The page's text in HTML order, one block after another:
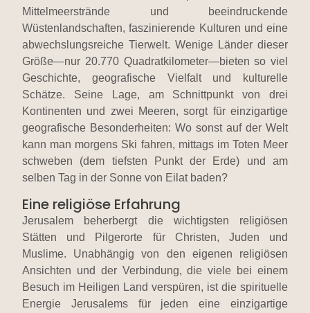
Mittelmeerstrände und beeindruckende
Wüstenlandschaften, faszinierende Kulturen und eine
abwechslungsreiche Tierwelt. Wenige Länder dieser
Größe—nur 20.770 Quadratkilometer—bieten so viel
Geschichte, geografische Vielfalt und kulturelle
Schätze. Seine Lage, am Schnittpunkt von drei
Kontinenten und zwei Meeren, sorgt für einzigartige
geografische Besonderheiten: Wo sonst auf der Welt
kann man morgens Ski fahren, mittags im Toten Meer
schweben (dem tiefsten Punkt der Erde) und am
selben Tag in der Sonne von Eilat baden?
Eine religiöse Erfahrung
Jerusalem beherbergt die wichtigsten religiösen
Stätten und Pilgerorte für Christen, Juden und
Muslime. Unabhängig von den eigenen religiösen
Ansichten und der Verbindung, die viele bei einem
Besuch im Heiligen Land verspüren, ist die spirituelle
Energie Jerusalems für jeden eine einzigartige